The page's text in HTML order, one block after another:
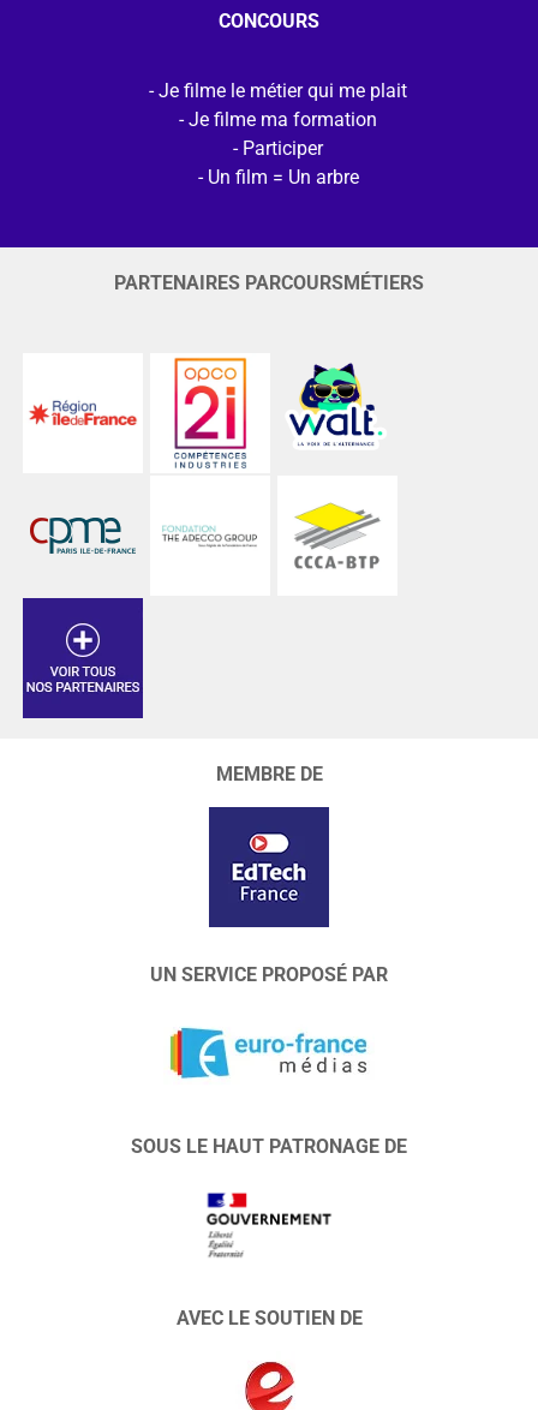
CONCOURS
Je filme le métier qui me plait
Je filme ma formation
Participer
Un film = Un arbre
PARTENAIRES PARCOURSMÉTIERS
MEMBRE DE
UN SERVICE PROPOSÉ PAR
SOUS LE HAUT PATRONAGE DE
AVEC LE SOUTIEN DE